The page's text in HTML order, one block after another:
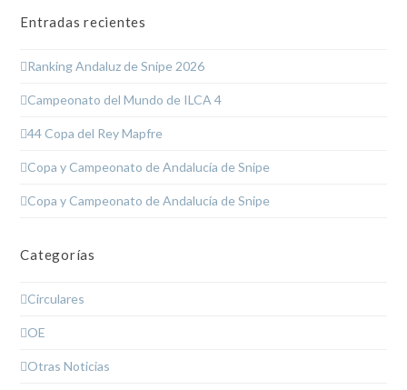
Entradas recientes
Ranking Andaluz de Snipe 2026
Campeonato del Mundo de ILCA 4
44 Copa del Rey Mapfre
Copa y Campeonato de Andalucía de Snipe
Copa y Campeonato de Andalucía de Snipe
Categorías
Circulares
OE
Otras Noticias